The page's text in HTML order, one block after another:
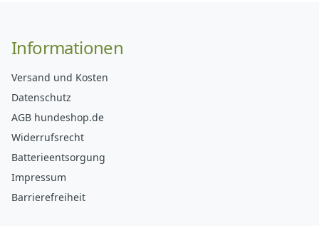
Informationen
Versand und Kosten
Datenschutz
AGB hundeshop.de
Widerrufsrecht
Batterieentsorgung
Impressum
Barrierefreiheit